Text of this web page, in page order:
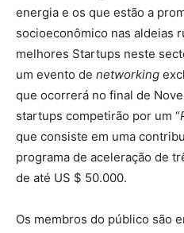
energia e os que estão a
socioeconômico nas aldeias
melhores Startups neste
um evento de networking
que ocorrerá no final de
startups competirão por um “
que consiste em uma
programa de aceleração de
de até US $ 50.000.
Os membros do público são